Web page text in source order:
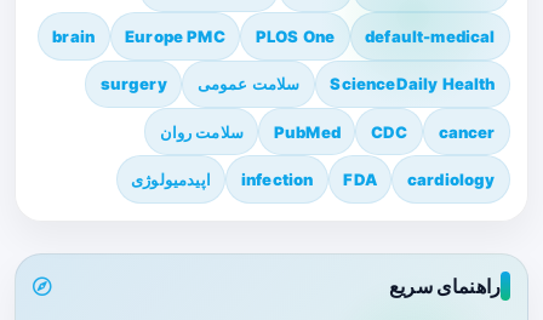
default-medical
PLOS One
Europe PMC
brain
ScienceDaily Health سلامت عمومی surgery
cancer
CDC
PubMed سلامت روان
cardiology
FDA
infection اپیدمیولوژی
راهنمای سریع